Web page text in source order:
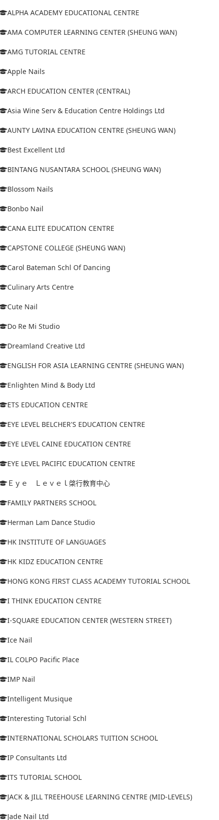
ALPHA ACADEMY EDUCATIONAL CENTRE
AMA COMPUTER LEARNING CENTER (SHEUNG WAN)
AMG TUTORIAL CENTRE
Apple Nails
ARCH EDUCATION CENTER (CENTRAL)
Asia Wine Serv & Education Centre Holdings Ltd
AUNTY LAVINA EDUCATION CENTRE (SHEUNG WAN)
Best Excellent Ltd
BINTANG NUSANTARA SCHOOL (SHEUNG WAN)
Blossom Nails
Bonbo Nail
CANA ELITE EDUCATION CENTRE
CAPSTONE COLLEGE (SHEUNG WAN)
Carol Bateman Schl Of Dancing
Culinary Arts Centre
Cute Nail
Do Re Mi Studio
Dreamland Creative Ltd
ENGLISH FOR ASIA LEARNING CENTRE (SHEUNG WAN)
Enlighten Mind & Body Ltd
ETS EDUCATION CENTRE
EYE LEVEL BELCHER'S EDUCATION CENTRE
EYE LEVEL CAINE EDUCATION CENTRE
EYE LEVEL PACIFIC EDUCATION CENTRE
Ｅｙｅ Ｌｅｖｅｌ棨行教育中心
FAMILY PARTNERS SCHOOL
Herman Lam Dance Studio
HK INSTITUTE OF LANGUAGES
HK KIDZ EDUCATION CENTRE
HONG KONG FIRST CLASS ACADEMY TUTORIAL SCHOOL
I THINK EDUCATION CENTRE
I-SQUARE EDUCATION CENTER (WESTERN STREET)
Ice Nail
IL COLPO Pacific Place
IMP Nail
Intelligent Musique
Interesting Tutorial Schl
INTERNATIONAL SCHOLARS TUITION SCHOOL
IP Consultants Ltd
ITS TUTORIAL SCHOOL
JACK & JILL TREEHOUSE LEARNING CENTRE (MID-LEVELS)
Jade Nail Ltd